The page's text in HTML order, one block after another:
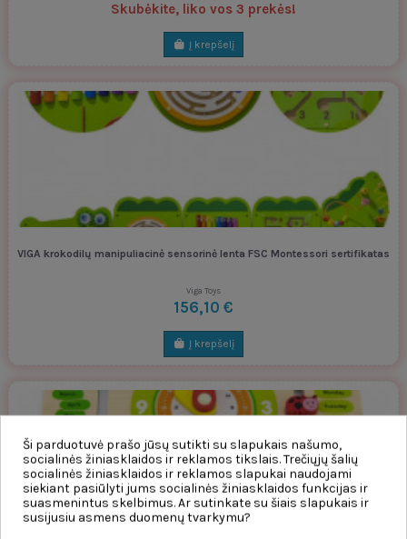
Skubėkite, liko vos 3 prekės!
Į krepšelį
VIGA krokodilų manipuliacinė sensorinė lenta FSC Montessori sertifikatas
Viga Toys
156,10 €
Į krepšelį
Ši parduotuvė prašo jūsų sutikti su slapukais našumo,
socialinės žiniasklaidos ir reklamos tikslais. Trečiųjų šalių
socialinės žiniasklaidos ir reklamos slapukai naudojami
siekiant pasiūlyti jums socialinės žiniasklaidos funkcijas ir
suasmenintus skelbimus. Ar sutinkate su šiais slapukais ir
susijusiu asmens duomenų tvarkymu?